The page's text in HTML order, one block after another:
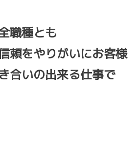
職種とも
頼をやりがいにお客様
合いの出来る仕事で